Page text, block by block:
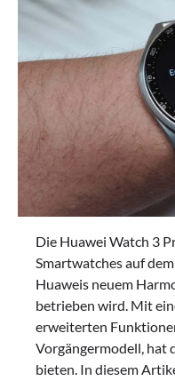
Die Huawei Watch 3
Smartwatches auf
Huaweis neuem
betrieben wird. Mit
erweiterten
Vorgängermodell, hat
bieten. In diesem